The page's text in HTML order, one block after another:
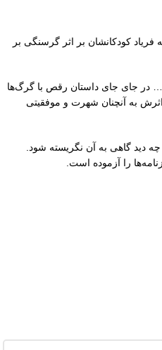
کودکانشان بر اثر گرسنگی بر
… در جای جای داستان رقص با گرگ‌ها
به آنچنان شهرت و موفقیتی
دید گاهی به آن نگریسته شود.
را آزموده است.